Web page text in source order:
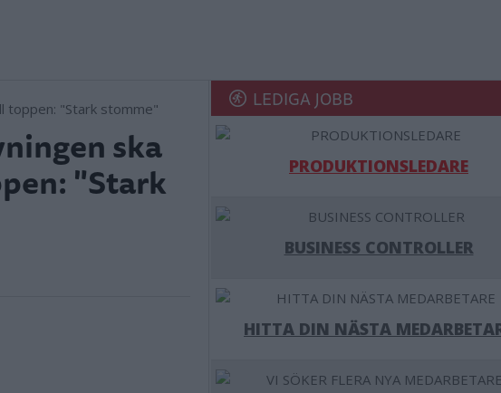
ska
"Stark
LEDIGA JOBB
PRODUKTIONSLEDARE
BUSINESS CONTROLLER
HITTA DIN NÄSTA